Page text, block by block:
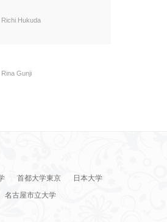
Hukuda
Gunji
首都大学東京
日本大学
名古屋市立大学